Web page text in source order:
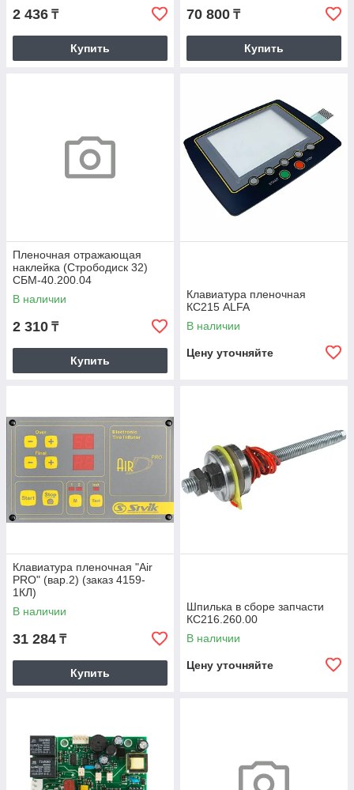
2 436 ₸
Купить
70 800 ₸
Купить
Пленочная отражающая
наклейка (Стрободиск 32)
СБМ-40.200.04
В наличии
2 310 ₸
Купить
Клавиатура пленочная
КС215 ALFA
В наличии
Цену уточняйте
Клавиатура пленочная "Air
PRO" (вар.2) (заказ 4159-
1КЛ)
В наличии
31 284 ₸
Купить
Шпилька в сборе запчасти
КС216.260.00
В наличии
Цену уточняйте